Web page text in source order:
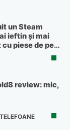
un Steam
ieftin și mai
piese de pe
review: mic,
TELEFOANE